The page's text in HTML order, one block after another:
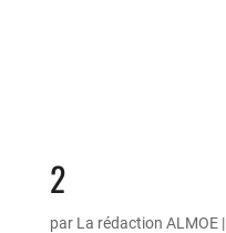
2
par La rédaction ALMOE|